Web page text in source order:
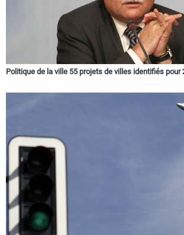
Politique de la ville 55 projets de villes identifiés pour